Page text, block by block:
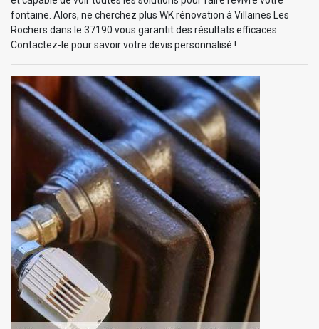
fontaine. Alors, ne cherchez plus WK rénovation à Villaines Les
Rochers dans le 37190 vous garantit des résultats efficaces.
Contactez-le pour savoir votre devis personnalisé !